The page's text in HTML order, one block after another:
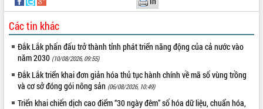
VIDEO
Không có file video nào để phát.
Các tin khác
Đắk Lắk phấn đấu trở thành tỉnh phát triển năng động của cả nước vào
năm 2030 (10/08/2026, 09:55)
Đắk Lắk triển khai đơn giản hóa thủ tục hành chính về mã số vùng trồng
và cơ sở đóng gói nông sản (06/08/2026, 10:49)
Triển khai chiến dịch cao điểm “30 ngày đêm” số hóa dữ liệu, chuẩn hóa,